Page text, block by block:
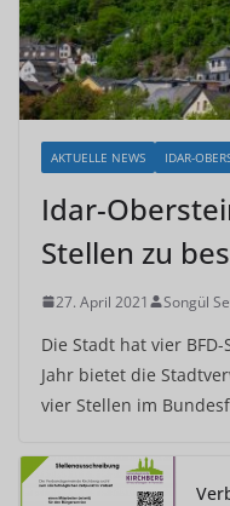
AKTUELLE NEWS IDAR-
Idar-
Stellen zu
27. April 2021 Songül
Die Stadt hat vier
Jahr bietet die
vier Stellen im